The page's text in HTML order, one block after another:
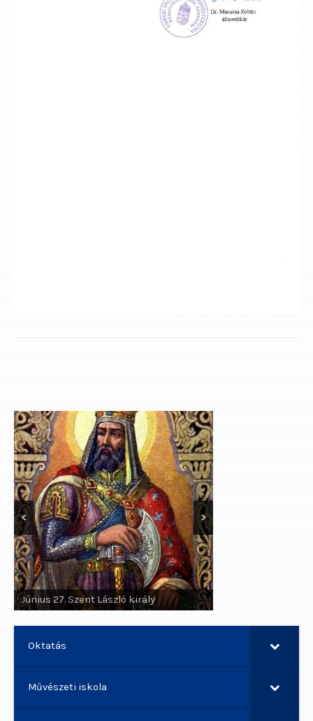
Június 27. Szent László király
Június 29. Szent Pál apostol, Szent
Péter apostol
< >
Oktatás
Művészeti iskola